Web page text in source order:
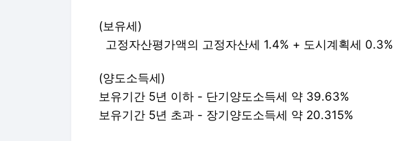
(보유세)
고정자산평가액의 고정자산세 1.4% + 도시계획세 0.3%
(양도소득세)
보유기간 5년 이하 - 단기양도소득세 약 39.63%
보유기간 5년 초과 - 장기양도소득세 약 20.315%